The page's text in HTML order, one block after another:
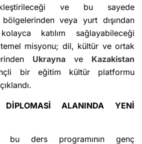
ve bu sayede
veya yurt dışından
katılım sağlayabileceği
temel misyonu; dil, kültür ve ortak
Ukrayna ve Kazakistan
bir eğitim kültür platformu
ALANINDA YENİ
bu ders programının genç